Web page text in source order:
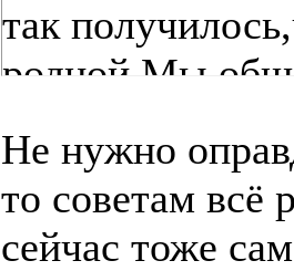
так
родной.Мы
совсем другое.
Не нужно
то советам всё
сейчас тоже